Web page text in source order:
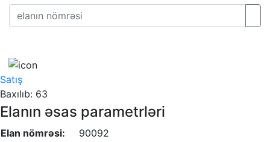
Satış
Baxılıb: 63
Elanın əsas parametrləri
Elan nömrəsi: 90092